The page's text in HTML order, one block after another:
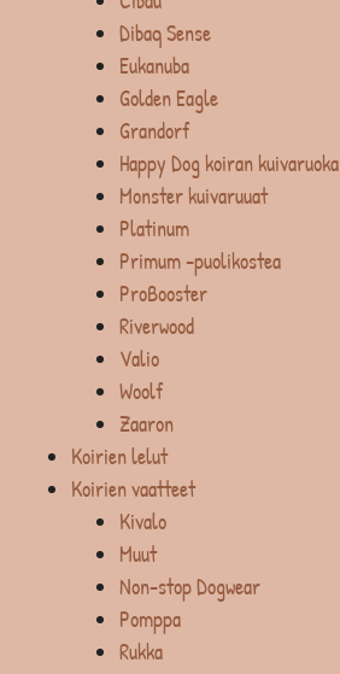
Dibaq Sense
Eukanuba
Golden Eagle
Grandorf
Happy Dog koiran kuivaruoka
Monster kuivaruuat
Platinum
Primum -puolikostea
ProBooster
Riverwood
Valio
Woolf
Zaaron
Koirien lelut
Koirien vaatteet
Kivalo
Muut
Non-stop Dogwear
Pomppa
Rukka